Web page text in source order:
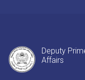
Deputy
Affairs